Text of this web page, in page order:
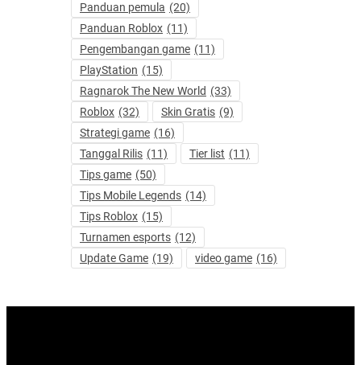
Panduan pemula (20)
Panduan Roblox (11)
Pengembangan game (11)
PlayStation (15)
Ragnarok The New World (33)
Roblox (32) Skin Gratis (9)
Strategi game (16)
Tanggal Rilis (11) Tier list (11)
Tips game (50)
Tips Mobile Legends (14)
Tips Roblox (15)
Turnamen esports (12)
Update Game (19) video game (16)